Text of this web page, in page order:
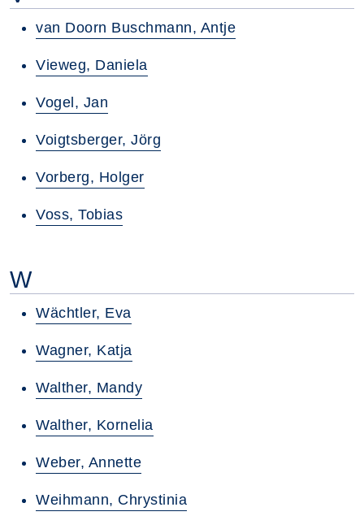
van Doorn Buschmann, Antje
Vieweg, Daniela
Vogel, Jan
Voigtsberger, Jörg
Vorberg, Holger
Voss, Tobias
W
Wächtler, Eva
Wagner, Katja
Walther, Mandy
Walther, Kornelia
Weber, Annette
Weihmann, Chrystinia